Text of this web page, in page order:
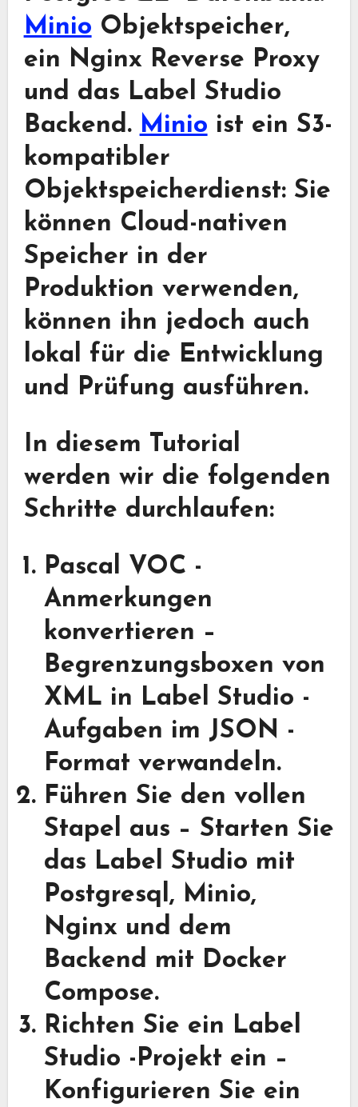
Minio Objektspeicher,
ein Nginx Reverse Proxy
und das Label Studio
Backend. Minio ist ein S3-
kompatibler
Objektspeicherdienst: Sie
können Cloud-nativen
Speicher in der
Produktion verwenden,
können ihn jedoch auch
lokal für die Entwicklung
und Prüfung ausführen.
In diesem Tutorial
werden wir die folgenden
Schritte durchlaufen:
Pascal VOC -
Anmerkungen
konvertieren –
Begrenzungsboxen von
XML in Label Studio -
Aufgaben im JSON -
Format verwandeln.
Führen Sie den vollen
Stapel aus – Starten Sie
das Label Studio mit
Postgresql, Minio,
Nginx und dem
Backend mit Docker
Compose.
Richten Sie ein Label
Studio -Projekt ein –
Konfigurieren Sie ein